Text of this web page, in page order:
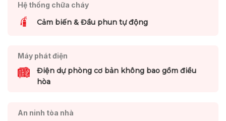
Hệ thống chữa cháy
Cảm biến & Đầu phun tự động
Máy phát điện
Điện dự phòng cơ bản không bao gồm điều
hòa
An ninh tòa nhà